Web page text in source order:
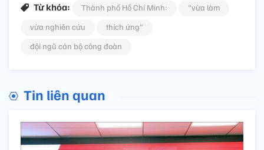
Từ khóa: Thành phố Hồ Chí Minh:
"vừa làm
vừa nghiên cứu
thích ứng"
đội ngũ cán bộ công đoàn
Tin liên quan